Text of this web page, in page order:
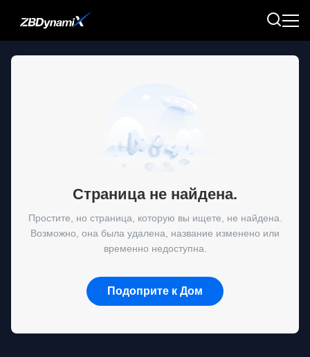
Страница не найдена.
Простите, но страница, которую вы ищете, не найдена.
Возможно, она была удалена, название изменено или
временно недоступна.
Подоприте к Дом